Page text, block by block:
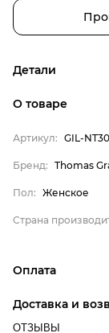
Детали
Страна
О товаре
Артикул: GIL-
Бренд: Thomas
Пол: Женское
Страна
Оплата
магазина
Доставка и
ОТЗЫВЫ